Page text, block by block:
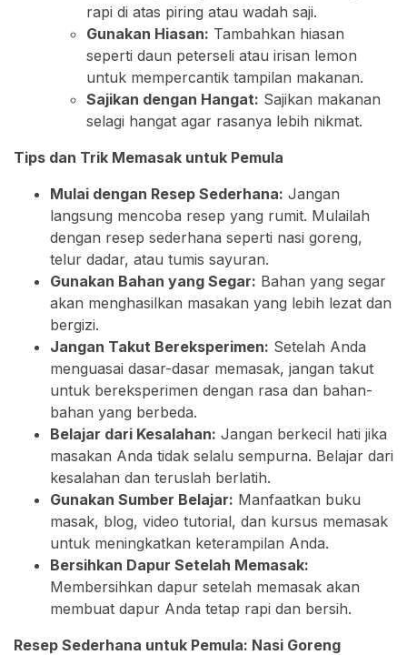
rapi di atas piring atau wadah saji.
Gunakan Hiasan: Tambahkan hiasan
seperti daun peterseli atau irisan lemon
untuk mempercantik tampilan makanan.
Sajikan dengan Hangat: Sajikan makanan
selagi hangat agar rasanya lebih nikmat.
Tips dan Trik Memasak untuk Pemula
Mulai dengan Resep Sederhana: Jangan
langsung mencoba resep yang rumit. Mulailah
dengan resep sederhana seperti nasi goreng,
telur dadar, atau tumis sayuran.
Gunakan Bahan yang Segar: Bahan yang segar
akan menghasilkan masakan yang lebih lezat dan
bergizi.
Jangan Takut Bereksperimen: Setelah Anda
menguasai dasar-dasar memasak, jangan takut
untuk bereksperimen dengan rasa dan bahan-
bahan yang berbeda.
Belajar dari Kesalahan: Jangan berkecil hati jika
masakan Anda tidak selalu sempurna. Belajar dari
kesalahan dan teruslah berlatih.
Gunakan Sumber Belajar: Manfaatkan buku
masak, blog, video tutorial, dan kursus memasak
untuk meningkatkan keterampilan Anda.
Bersihkan Dapur Setelah Memasak:
Membersihkan dapur setelah memasak akan
membuat dapur Anda tetap rapi dan bersih.
Resep Sederhana untuk Pemula: Nasi Goreng